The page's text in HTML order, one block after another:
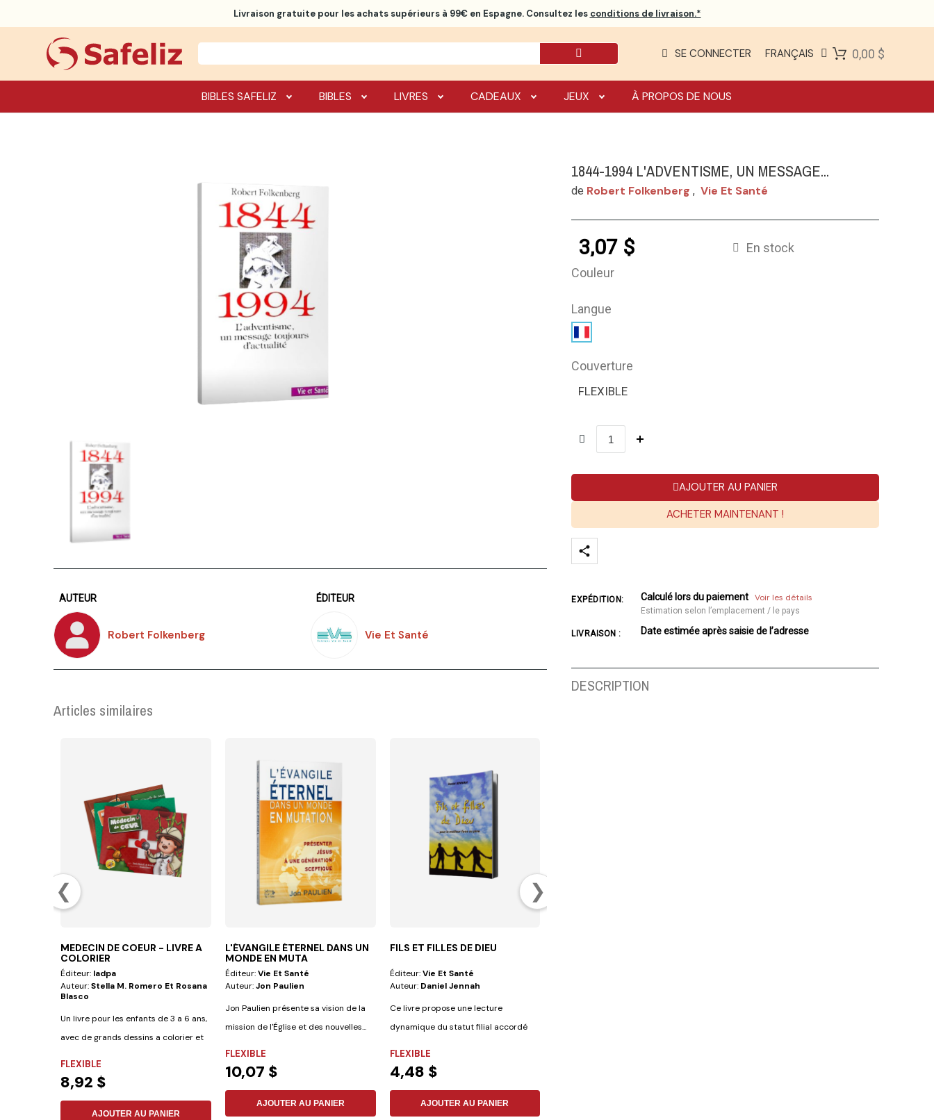
Livraison gratuitepour les achats supérieurs à 99€ en Espagne. Consultez les conditions de livraison.*
SE CONNECTER FRANÇAIS 0,00 $
BIBLES SAFELIZ BIBLES LIVRES CADEAUX JEUX À PROPOS DE NOUS
AUTEUR
Robert Folkenberg
ÉDITEUR
Vie Et Santé
Articles similaires
❮ ❯
MEDECIN DE COEUR - LIVRE A
COLORIER
Éditeur: Iadpa
Auteur:Stella M. Romero Et Rosana
Blasco
Un livre pour les enfants de 3 a 6 ans,
avec de grands dessins a colorier et
FLEXIBLE
8,92 $
AJOUTER AU PANIER
L'ÉVANGILE ÉTERNEL DANS UN
MONDE EN MUTA
Éditeur:Vie Et Santé
Auteur:Jon Paulien
Jon Paulien présente sa vision de la
mission de l'Église et des nouvelles...
FLEXIBLE
10,07 $
AJOUTER AU PANIER
FILS ET FILLES DE DIEU
Éditeur:Vie Et Santé
Auteur: Daniel Jennah
Ce livre propose une lecture
dynamique du statut filial accordé
FLEXIBLE
4,48 $
AJOUTER AU PANIER
1844-1994 L'ADVENTISME, UN MESSAGE...
de Robert Folkenberg , Vie Et Santé
3,07 $
En stock
Couleur
Langue
Couverture
FLEXIBLE
AJOUTER AU PANIER
ACHETER MAINTENANT !
EXPÉDITION: Calculé lors du paiement Voir les détails
Estimation selon l’emplacement / le pays
LIVRAISON : Date estimée après saisie de l’adresse
DESCRIPTION